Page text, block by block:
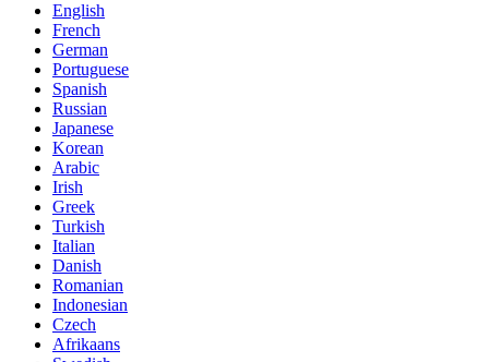
English
French
German
Portuguese
Spanish
Russian
Japanese
Korean
Arabic
Irish
Greek
Turkish
Italian
Danish
Romanian
Indonesian
Czech
Afrikaans